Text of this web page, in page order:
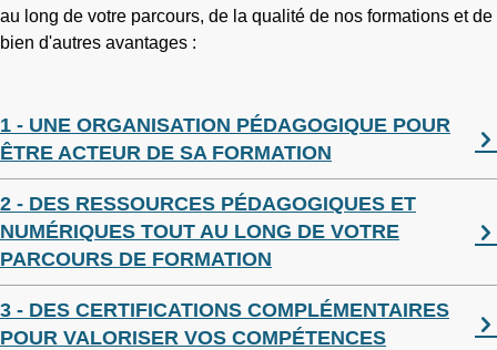
au long de votre parcours, de la qualité de nos formations et de
bien d'autres avantages :
1 - UNE ORGANISATION PÉDAGOGIQUE POUR
ÊTRE ACTEUR DE SA FORMATION
2 - DES RESSOURCES PÉDAGOGIQUES ET
NUMÉRIQUES TOUT AU LONG DE VOTRE
PARCOURS DE FORMATION
3 - DES CERTIFICATIONS COMPLÉMENTAIRES
POUR VALORISER VOS COMPÉTENCES